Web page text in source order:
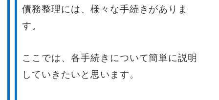
債務整理には、様々な手続きがありま
す。
ここでは、各手続きについて簡単に説明
していきたいと思います。